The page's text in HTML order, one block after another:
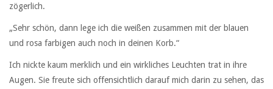
zögerlich.
„Sehr schön, dann lege ich die weißen zusammen mit der blauen
und rosa farbigen auch noch in deinen Korb.“
Ich nickte kaum merklich und ein wirkliches Leuchten trat in ihre
Augen. Sie freute sich offensichtlich darauf mich darin zu sehen, das